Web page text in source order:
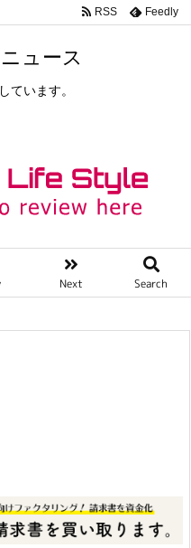
ュース
ています。
Next Search
RSS Feedly